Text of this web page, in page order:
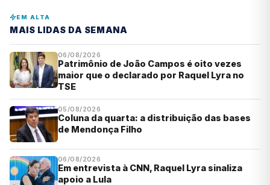
EM ALTA
MAIS LIDAS DA SEMANA
06/08/2026
Patrimônio de João Campos é oito vezes
maior que o declarado por Raquel Lyra no
TSE
05/08/2026
Coluna da quarta: a distribuição das bases
de Mendonça Filho
06/08/2026
Em entrevista à CNN, Raquel Lyra sinaliza
apoio a Lula